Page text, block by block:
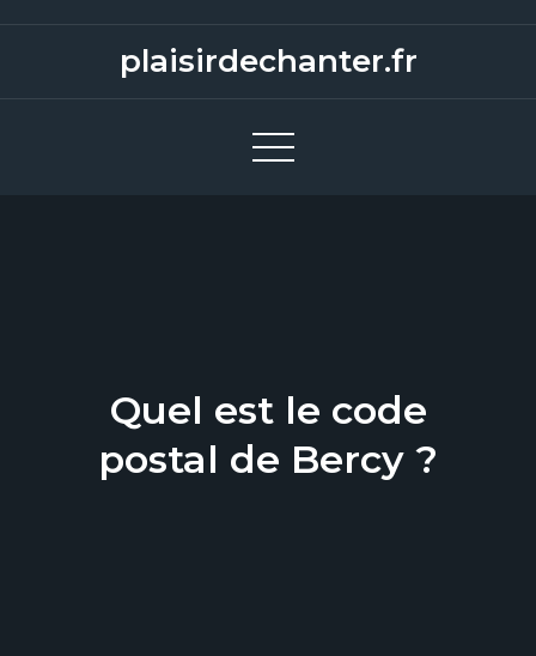
plaisirdechanter.fr
Quel est le code
postal de Bercy ?